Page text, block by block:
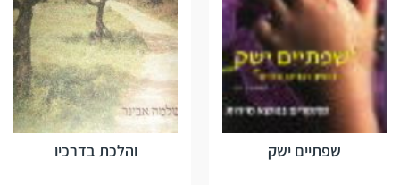
שפתיים ישק והלכת בדרכיו